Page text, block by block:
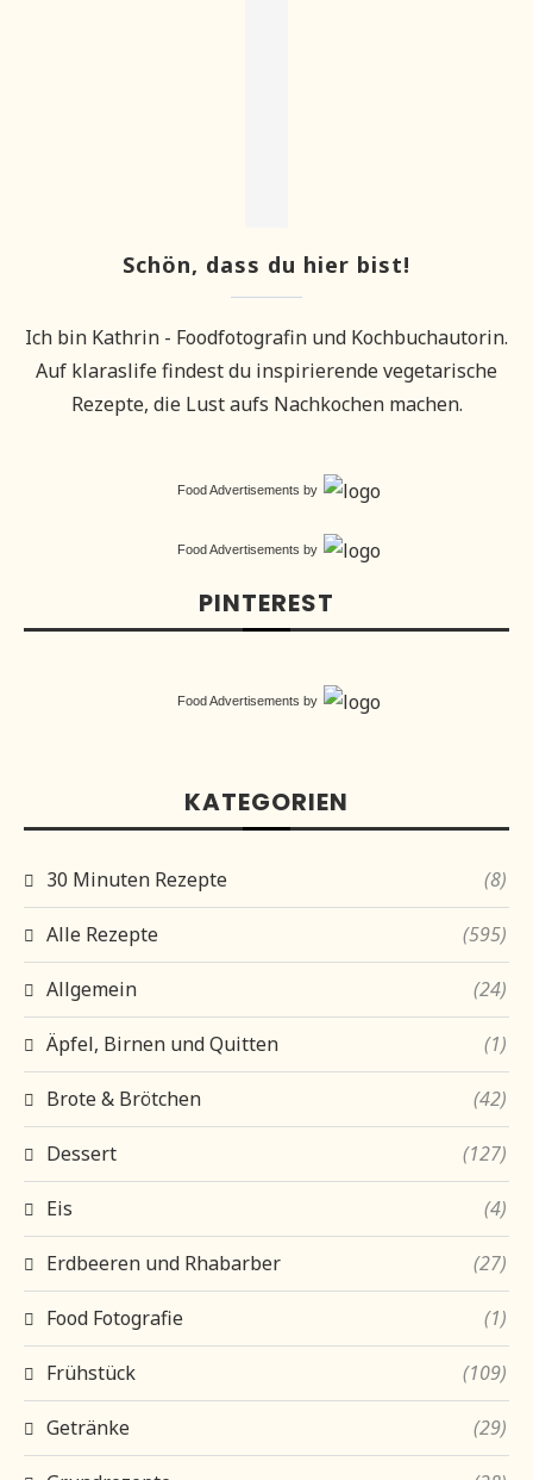
Schön, dass du hier bist!
Ich bin Kathrin - Foodfotografin und Kochbuchautorin.
Auf klaraslife findest du inspirierende vegetarische
Rezepte, die Lust aufs Nachkochen machen.
Food Advertisements by
Food Advertisements by
PINTEREST
Food Advertisements by
KATEGORIEN
30 Minuten Rezepte (8)
Alle Rezepte (595)
Allgemein (24)
Äpfel, Birnen und Quitten (1)
Brote & Brötchen (42)
Dessert (127)
Eis (4)
Erdbeeren und Rhabarber (27)
Food Fotografie (1)
Frühstück (109)
Getränke (29)